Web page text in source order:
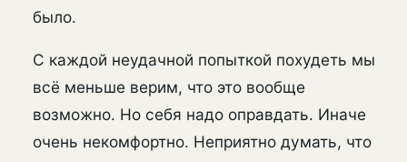
было.
С каждой неудачной попыткой похудеть мы
всё меньше верим, что это вообще
возможно. Но себя надо оправдать. Иначе
очень некомфортно. Неприятно думать, что